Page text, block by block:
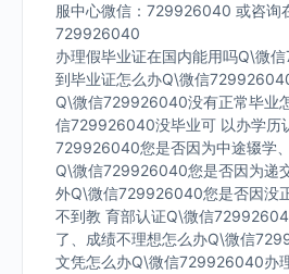
服中心微信：729926040 或咨询
729926040
办理假毕业证在国内能用吗Q\微
到毕业证怎么办Q\微信
Q\微信729926040没有正常毕业
信729926040没毕业可 以办学历
729926040您是否因为中途辍学
Q\微信729926040您是否因为递
外Q\微信729926040您是否因没
不到教 育部认证Q\微信
了、成绩不理想怎么办Q\微信
文凭怎么办Q\微信729926040办